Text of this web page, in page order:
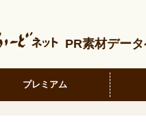
PR素材デー
プレミアム